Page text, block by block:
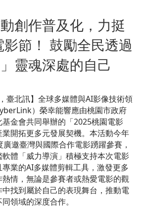
創作普及化，力挺
節！ 鼓勵全民透過
靈魂深處的自己
臺北訊】全球多媒體與AI影像技術領
）榮幸能響應由桃園市政府
金會共同舉辦的「2025桃園電影
開拓更多元發展契機。本活動今年
邀臺灣與國際合作電影踴躍參賽，
體「威力導演」積極支持本次電影
業的AI多媒體剪輯工具，激發更多
情，無論是參賽者或熱愛電影的觀
找到屬於自己的表現舞台，推動電
領域的深度合作。